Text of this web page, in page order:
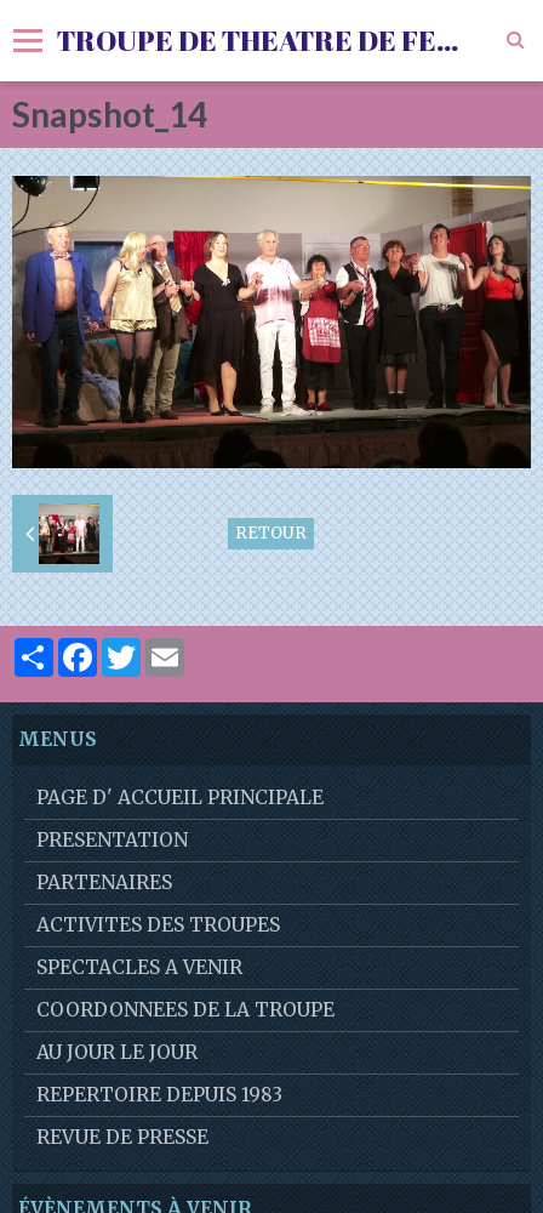
TROUPE DE THEATRE DE FENOLS
Accueil
Livre d'or
Vidéos
Album
Agenda
Sondages
Snapshot_14
RETOUR
PartagerFacebook
Twitter
MENUS
PAGE D' ACCUEIL PRINCIPALE
PRESENTATION
PARTENAIRES
ACTIVITES DES TROUPES
SPECTACLES A VENIR
COORDONNEES DE LA TROUPE
AU JOUR LE JOUR
REPERTOIRE DEPUIS 1983
REVUE DE PRESSE